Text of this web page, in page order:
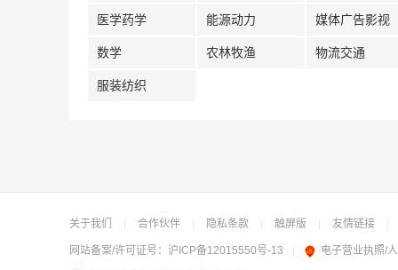
医学药学 能源动力 媒体广告影视
数学 农林牧渔 物流交通
服装纺织
关于我们 合作伙伴 隐私条款 触屏版 友情链接
网站备案/许可证号： 沪ICP备12015550号-13 电子营业执照/